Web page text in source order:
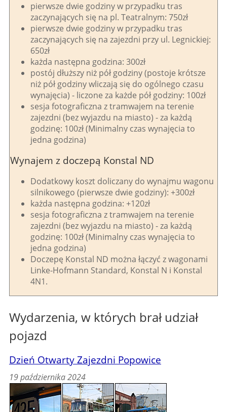
pierwsze dwie godziny w przypadku tras
zaczynających się na pl. Teatralnym: 750zł
pierwsze dwie godziny w przypadku tras
zaczynających się na zajezdni przy ul. Legnickiej:
650zł
każda następna godzina: 300zł
postój dłuższy niż pół godziny (postoje krótsze
niż pół godziny wliczają się do ogólnego czasu
wynajęcia) - liczone za każde pół godziny: 100zł
sesja fotograficzna z tramwajem na terenie
zajezdni (bez wyjazdu na miasto) - za każdą
godzinę: 100zł (Minimalny czas wynajęcia to
jedna godzina)
Wynajem z doczepą Konstal ND
Dodatkowy koszt doliczany do wynajmu wagonu
silnikowego (pierwsze dwie godziny): +300zł
każda następna godzina: +120zł
sesja fotograficzna z tramwajem na terenie
zajezdni (bez wyjazdu na miasto) - za każdą
godzinę: 100zł (Minimalny czas wynajęcia to
jedna godzina)
Doczepę Konstal ND można łączyć z wagonami
Linke-Hofmann Standard, Konstal N i Konstal
4N1.
Wydarzenia, w których brał udział
pojazd
Dzień Otwarty Zajezdni Popowice
19 października 2024